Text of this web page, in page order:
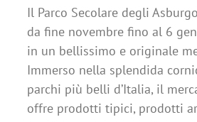
Il Parco Secolare degli
da fine novembre fino al 6
in un bellissimo e originale
Immerso nella splendida
parchi più belli d’Italia, il
offre prodotti tipici, prodotti